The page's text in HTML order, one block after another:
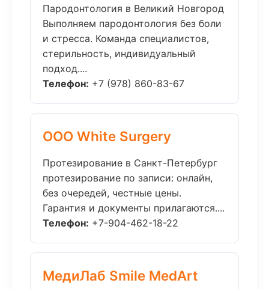
Пародонтология в Великий Новгород
Выполняем пародонтология без боли
и стресса. Команда специалистов,
стерильность, индивидуальный
подход....
Телефон: +7 (978) 860-83-67
ООО White Surgery
Протезирование в Санкт-Петербург
протезирование по записи: онлайн,
без очередей, честные цены.
Гарантия и документы прилагаются....
Телефон: +7-904-462-18-22
МедиЛаб Smile MedArt